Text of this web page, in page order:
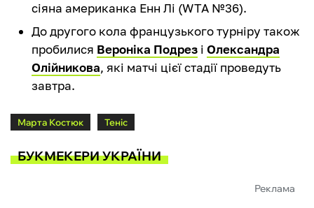
сіяна американка Енн Лі (WTA №36).
До другого кола французького турніру також
пробилися Вероніка Подрез і Олександра
Олійникова, які матчі цієї стадії проведуть
завтра.
Марта Костюк Теніс
БУКМЕКЕРИ УКРАЇНИ
Реклама